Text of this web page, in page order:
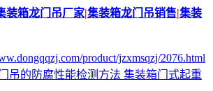
装箱龙门吊厂家|集装箱龙门吊销售|集装
product/jzxmsqzj/2076.html
吊的防腐性能检测方法 集装箱门式起重